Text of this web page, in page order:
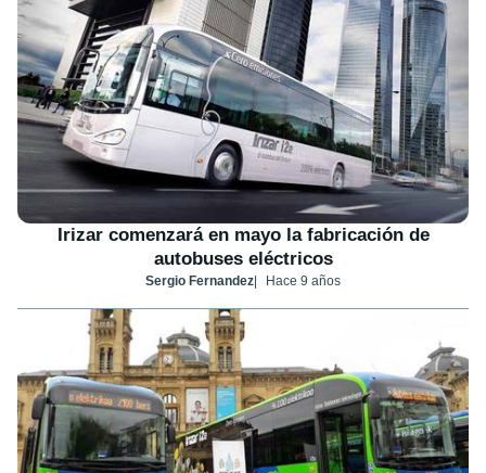
Irizar comenzará en mayo la fabricación de
autobuses eléctricos
Sergio Fernandez Hace 9 años